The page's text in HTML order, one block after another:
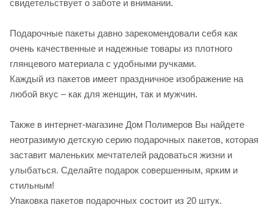
свидетельствует о заботе и внимании.
Подарочные пакеты давно зарекомендовали себя как
очень качественные и надежные товары из плотного
глянцевого материала с удобными ручками.
Каждый из пакетов имеет праздничное изображение на
любой вкус – как для женщин, так и мужчин.
Также в интернет-магазине Дом Полимеров Вы найдете
неотразимую детскую серию подарочных пакетов, которая
заставит маленьких мечтателей радоваться жизни и
улыбаться. Сделайте подарок совершенным, ярким и
стильным!
Упаковка пакетов подарочных состоит из 20 штук.